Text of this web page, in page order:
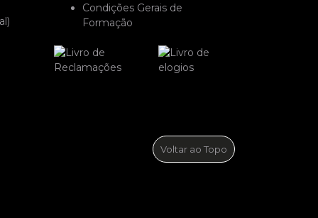
Condições Gerais de
Formação
Voltar ao Topo